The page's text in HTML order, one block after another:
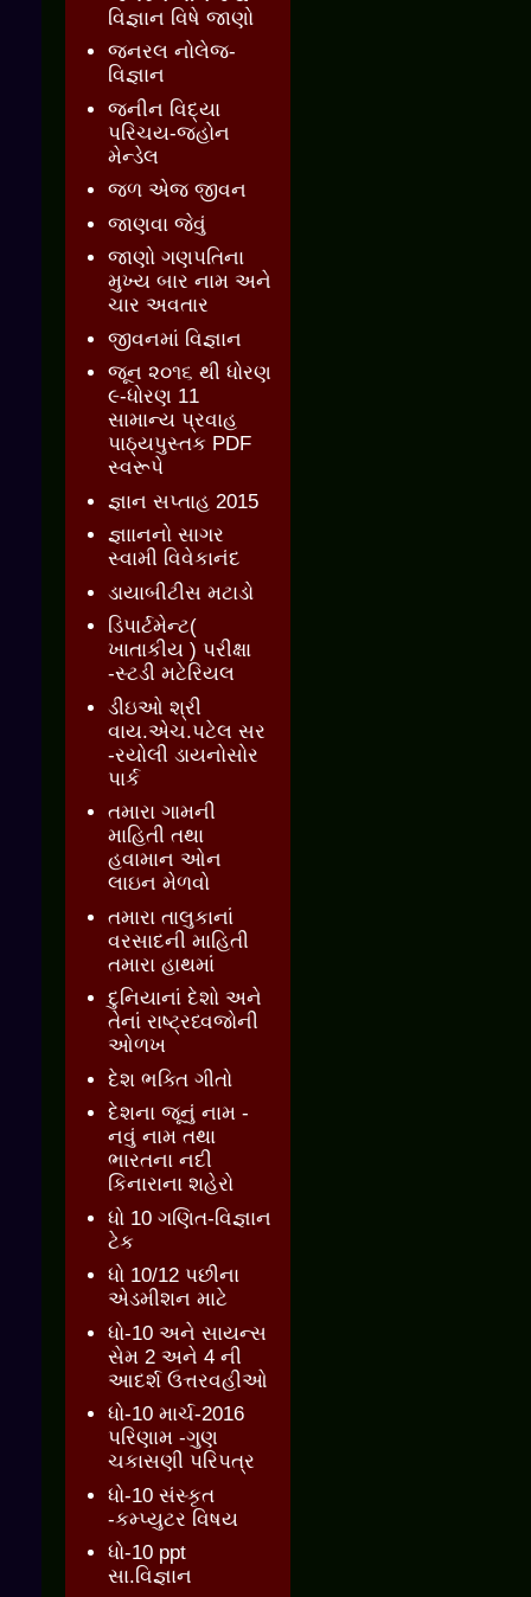
વિજ્ઞાન વિષે જાણો
જનરલ નોલેજ-
વિજ્ઞાન
જનીન વિદ્યા
પરિચય-જ્હોન
મેન્ડેલ
જળ એજ જીવન
જાણવા જેવું
જાણો ગણપતિના
મુખ્ય બાર નામ અને
ચાર અવતાર
જીવનમાં વિજ્ઞાન
જૂન ૨૦૧૬ થી ધોરણ
૯-ધોરણ 11
સામાન્ય પ્રવાહ
પાઠ્યપુસ્તક PDF
સ્વરૂપે
જ્ઞાન સપ્તાહ 2015
જ્ઞાાનનો સાગર
સ્વામી વિવેકાનંદ
ડાયાબીટીસ મટાડો
ડિપાર્ટમેન્ટ(
ખાતાકીય ) પરીક્ષા
-સ્ટડી મટેરિયલ
ડીઇઓ શ્રી
વાય.એચ.પટેલ સર
-રયોલી ડાયનોસોર
પાર્ક
તમારા ગામની
માહિતી તથા
હવામાન ઓન
લાઇન મેળવો
તમારા તાલુકાનાં
વરસાદની માહિતી
તમારા હાથમાં
દુનિયાનાં દેશો અને
તેનાં રાષ્ટ્રધ્વજોની
ઓળખ
દેશ ભક્તિ ગીતો
દેશના જૂનું નામ -
નવું નામ તથા
ભારતના નદી
કિનારાના શહેરો
ધો 10 ગણિત-વિજ્ઞાન
ટેક
ધો 10/12 પછીના
એડમીશન માટે
ધો-10 અને સાયન્સ
સેમ 2 અને 4 ની
આદર્શ ઉત્તરવહીઓ
ધો-10 માર્ચ-2016
પરિણામ -ગુણ
ચકાસણી પરિપત્ર
ધો-10 સંસ્કૃત
-કમ્પ્યુટર વિષય
ધો-10 ppt
સા.વિજ્ઞાન